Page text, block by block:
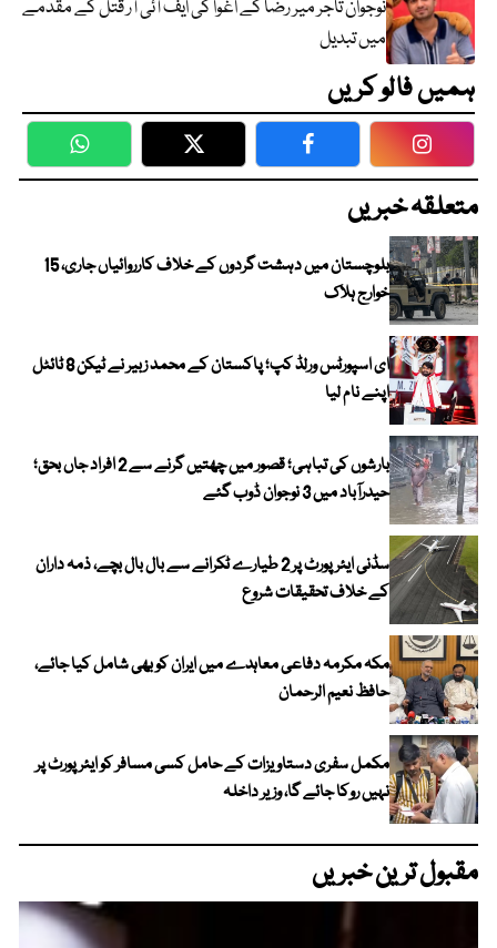
نوجوان تاجر میر رضا کے اغوا کی ایف آئی آر قتل کے مقدمے
میں تبدیل
ہمیں فالو کریں
WhatsApp Twitter Facebook
متعلقہ خبریں
بلوچستان میں دہشت گردوں کے خلاف کارروائیاں جاری، 15
خوارج ہلاک
ای اسپورٹس ورلڈ کپ؛ پاکستان کے محمد زبیر نے ٹیکن 8 ٹائٹل
اپنے نام لیا
بارشوں کی تباہی؛ قصور میں چھتیں گرنے سے 2 افراد جاں بحق؛
حیدرآباد میں 3 نوجوان ڈوب گئے
سڈنی ایئرپورٹ پر 2 طیارے ٹکرانے سے بال بال بچے، ذمہ داران
کے خلاف تحقیقات شروع
مکہ مکرمہ دفاعی معاہدے میں ایران کو بھی شامل کیا جائے،
حافظ نعیم الرحمان
مکمل سفری دستاویزات کے حامل کسی مسافر کو ایئرپورٹ پر
نہیں روکا جائے گا، وزیر داخلہ
مقبول ترین خبریں